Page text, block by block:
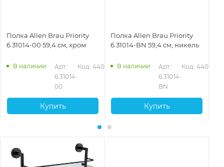
Полка Allen Brau Priority
6.31014-00 59,4 см, хром
В наличии
Арт.:
6.31014-
00
Код: 44074
Купить
Полка Allen Brau Priority
6.31014-BN 59,4 см, никель
В наличии
Арт.:
6.31014-
BN
Код: 44076
Купить